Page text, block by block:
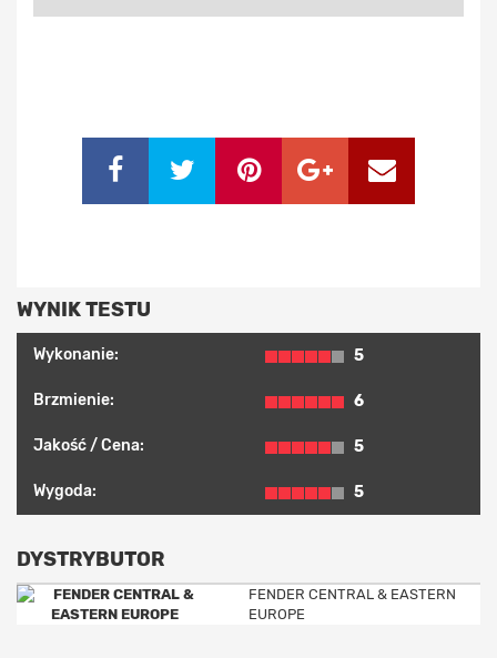
WYNIK TESTU
Wykonanie: 5
Brzmienie: 6
Jakość / Cena: 5
Wygoda: 5
DYSTRYBUTOR
FENDER CENTRAL & EASTERN
EUROPE